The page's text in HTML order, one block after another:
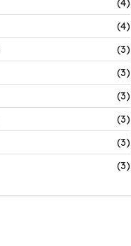
(4)
(4)
(3)
(3)
(3)
(3)
(3)
(3)